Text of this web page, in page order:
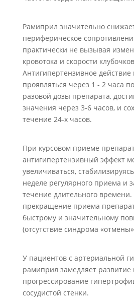
Рамиприл значительно
периферическое
практически не вызывая
кровотока и скорости
Антигипертензивное действие
проявляться через 1 - 2 часа
разовой дозы препарата,
значения через 3-6 часов, и
течение 24-х часов.
При курсовом приеме
антигипертензивный эффект
увеличиваться,
неделе регулярного приема и
течение длительного
прекращение приема
быстрому и значительному
(отсутствие синдрома
У пациентов с артериальной
рамиприл замедляет развитие
прогрессирование
сосудистой стенки.